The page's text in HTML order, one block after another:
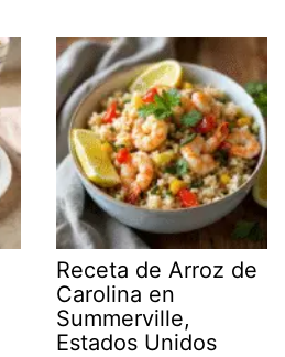
Receta de Arroz de
Carolina en
Summerville,
Estados Unidos